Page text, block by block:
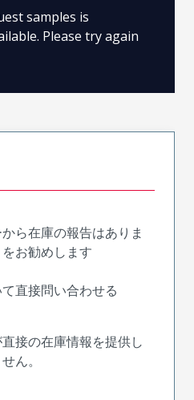
samples is
Please try again
ら在庫の報告はありま
お勧めします
直接問い合わせる
接の在庫情報を提供し
ん。